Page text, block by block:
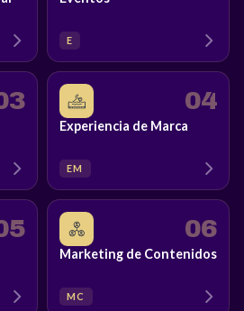
E
04
Experiencia de Marca
EM
06
Marketing de Contenidos
MC